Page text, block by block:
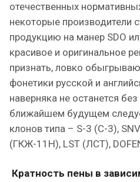
отечественных
некоторые производители
продукцию на манер SDO
красивое и оригинальное
признать, ловко
фонетики русской и
наверняка не останется
ближайшем будущем
клонов типа – S-3 (C-3),
(ГКЖ-11Н), LST (ЛСТ),
Кратность пены в